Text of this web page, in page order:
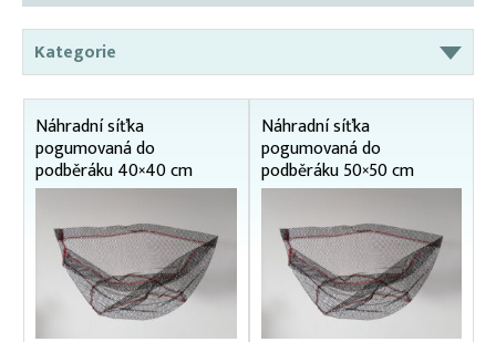
Kategorie
Karpsaky
Odchytové pasti
Náhradní síťky do podběráků
Podběráky na ryby
Vezírky EKO
Náhradní síťka
pogumovaná do
podběráku 40×40 cm
Náhradní síťka
pogumovaná do
podběráku 50×50 cm